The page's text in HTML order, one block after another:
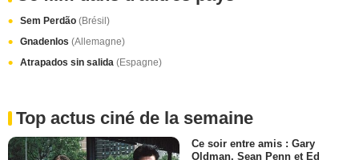
Sem Perdão (Brésil)
Gnadenlos (Allemagne)
Atrapados sin salida (Espagne)
Top actus ciné de la semaine
Ce soir entre amis : Gary
Oldman, Sean Penn et Ed